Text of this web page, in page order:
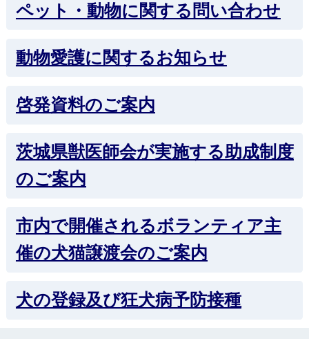
ペット・動物に関する問い合わせ
動物愛護に関するお知らせ
啓発資料のご案内
茨城県獣医師会が実施する助成制度
のご案内
市内で開催されるボランティア主
催の犬猫譲渡会のご案内
犬の登録及び狂犬病予防接種